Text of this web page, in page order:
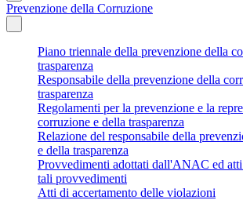
Prevenzione della Corruzione
Piano triennale della prevenzione della
trasparenza
Responsabile della prevenzione della
trasparenza
Regolamenti per la prevenzione e la
corruzione e della trasparenza
Relazione del responsabile della
e della trasparenza
Provvedimenti adottati dall'ANAC ed atti
tali provvedimenti
Atti di accertamento delle violazioni